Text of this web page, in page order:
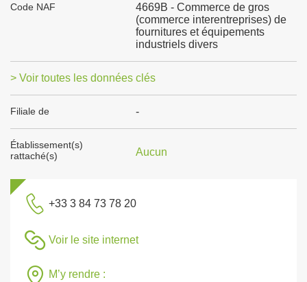
Code NAF
4669B - Commerce de gros
(commerce interentreprises) de
fournitures et équipements
industriels divers
> Voir toutes les données clés
Filiale de -
Établissement(s)
rattaché(s)
Aucun
+33 3 84 73 78 20
Voir le site internet
M’y rendre :